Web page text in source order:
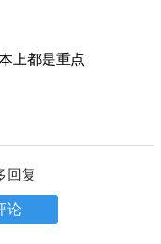
上都是重点
回复
论